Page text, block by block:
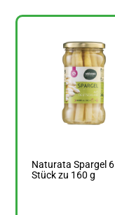
Naturata Spargel 6
Stück zu 160 g